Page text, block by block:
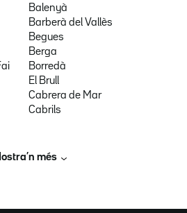
Balenyà
Barberà del Vallès
Begues
Berga
Borredà
El Brull
Cabrera de Mar
Cabrils
més